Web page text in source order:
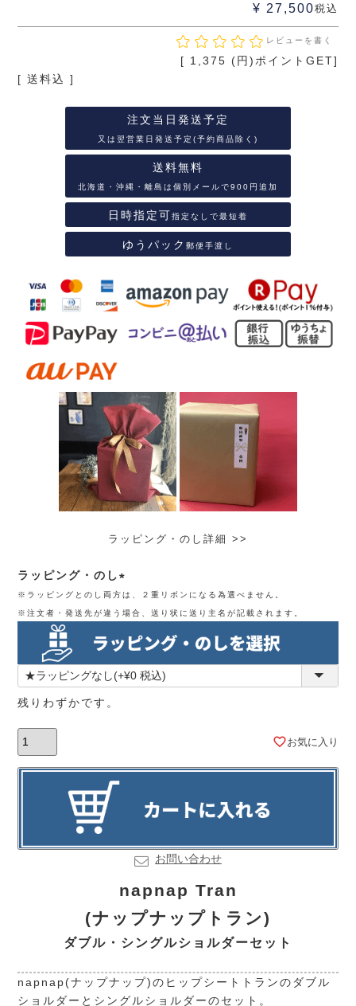
¥ 27,500税込
レビューを書く
[ 1,375 (円)ポイントGET]
送料込
注文当日発送予定
又は翌営業日発送予定(予約商品除く)
送料無料
北海道・沖縄・離島は個別メールで900円追加
日時指定可指定なしで最短着
ゆうパック 郵便手渡し
ラッピング・のし詳細 >>
ラッピング・のし
(必
須)
※ラッピングとのし両方は、２重リボンになる為選べません。
※注文者・発送先が違う場合、送り状に送り主名が記載されます。
残りわずかです。
お気に入り
お問い合わせ
napnap Tran
(ナップナップトラン)
ダブル・シングルショルダーセット
napnap(ナップナップ)のヒップシートトランのダブル
ショルダーとシングルショルダーのセット。